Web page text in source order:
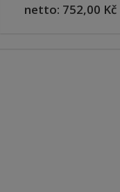
netto: 752,00 Kč